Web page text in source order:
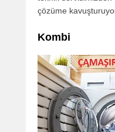
çözüme
Kombi